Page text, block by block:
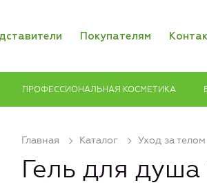
Покупателям
ПРОФЕССИОНАЛЬНАЯ КОСМЕТИКА
Главная Каталог Уход за телом
Гель для душа